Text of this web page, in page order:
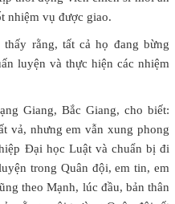
nhiệm vụ được giao.
rằng, tất cả họ đang bừng
luyện và thực hiện các nhiệm
Giang, Bắc Giang, cho biết:
vả, nhưng em vẫn xung phong
Đại học Luật và chuẩn bị đi
trong Quân đội, em tin, em
theo Mạnh, lúc đầu, bản thân